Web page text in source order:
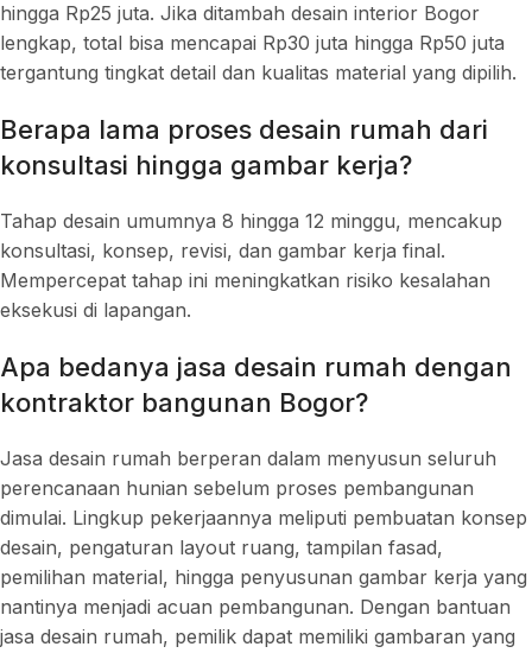
hingga Rp25 juta. Jika ditambah desain interior Bogor
lengkap, total bisa mencapai Rp30 juta hingga Rp50 juta
tergantung tingkat detail dan kualitas material yang dipilih.
Berapa lama proses desain rumah dari
konsultasi hingga gambar kerja?
Tahap desain umumnya 8 hingga 12 minggu, mencakup
konsultasi, konsep, revisi, dan gambar kerja final.
Mempercepat tahap ini meningkatkan risiko kesalahan
eksekusi di lapangan.
Apa bedanya jasa desain rumah dengan
kontraktor bangunan Bogor?
Jasa desain rumah berperan dalam menyusun seluruh
perencanaan hunian sebelum proses pembangunan
dimulai. Lingkup pekerjaannya meliputi pembuatan konsep
desain, pengaturan layout ruang, tampilan fasad,
pemilihan material, hingga penyusunan gambar kerja yang
nantinya menjadi acuan pembangunan. Dengan bantuan
jasa desain rumah, pemilik dapat memiliki gambaran yang